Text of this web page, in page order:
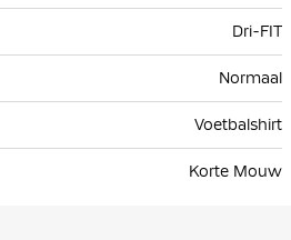
Dri-FIT
Normaal
Voetbalshirt
Korte Mouw